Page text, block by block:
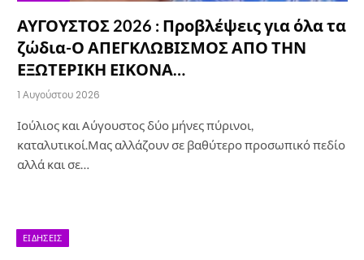
ΑΥΓΟΥΣΤΟΣ 2026 : Προβλέψεις για όλα τα
ζώδια-Ο ΑΠΕΓΚΛΩΒΙΣΜΟΣ ΑΠΟ ΤΗΝ
ΕΞΩΤΕΡΙΚΗ ΕΙΚΟΝΑ…
1 Αυγούστου 2026
Ιούλιος και Αύγουστος δύο μήνες πύρινοι,
καταλυτικοί.Μας αλλάζουν σε βαθύτερο προσωπικό πεδίο
αλλά και σε…
ΕΙΔΉΣΕΙΣ